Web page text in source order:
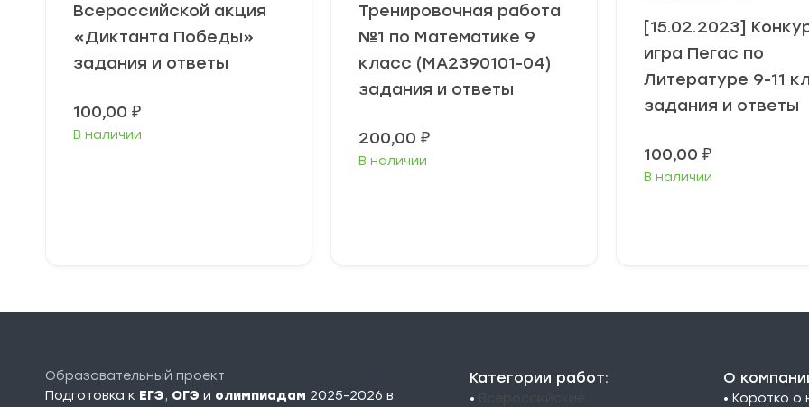
Всероссийской акция
«Диктанта Победы»
задания и ответы
100,00 ₽
В наличии
Тренировочная работа
№1 по Математике 9
класс (МА2390101-04)
задания и ответы
200,00 ₽
В наличии
[15.02.2023]
игра Пегас по
Литературе 9-11
задания и ответы
100,00 ₽
В наличии
Образовательный проект
Подготовка к ЕГЭ, ОГЭ и олимпиадам 2025-2026 в
Категории работ:
•
О
• Коротко о